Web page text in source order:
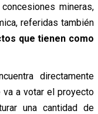
mineras,
referidas también
que tienen como
directamente
a votar el proyecto
una cantidad de